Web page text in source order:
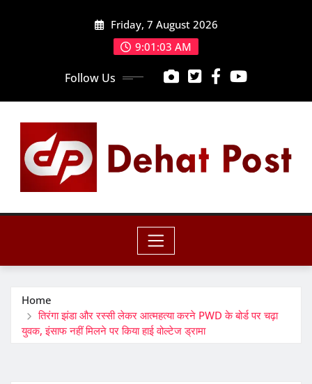
Friday, 7 August 2026
9:01:05 AM
Follow Us
Home
तिरंगा झंडा और रस्सी लेकर आत्महत्या करने PWD के बोर्ड पर चढ़ा
युवक, इंसाफ नहीं मिलने पर किया हाई वोल्टेज ड्रामा